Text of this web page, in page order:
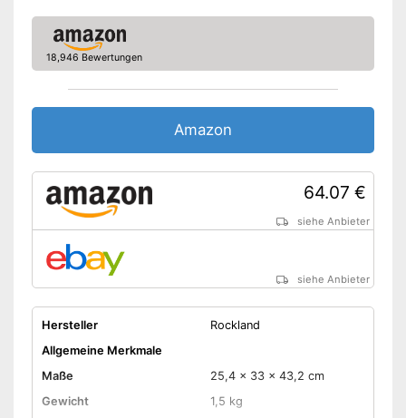
Dank des höhenverstellbaren
Polsterung
Amazon Lieferzeit
18,946 Bewertungen
Amazon
64.07 €
siehe Anbieter
siehe Anbieter
Hersteller
Rockland
Allgemeine Merkmale
Maße
25,4 x 33 x 43,2 cm
Gewicht
1,5 kg